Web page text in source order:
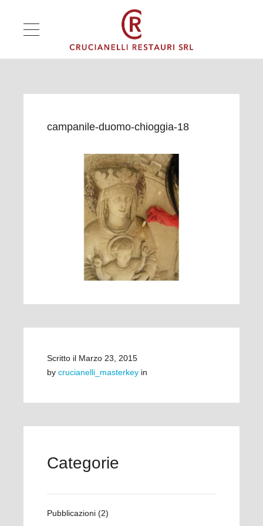
campanile-duomo-chioggia-18
Scritto il Marzo 23, 2015
by crucianelli_masterkey in
Categorie
Pubblicazioni (2)